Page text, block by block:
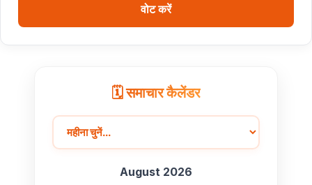
वोट करें
🗓️ समाचार कैलेंडर
August 2026